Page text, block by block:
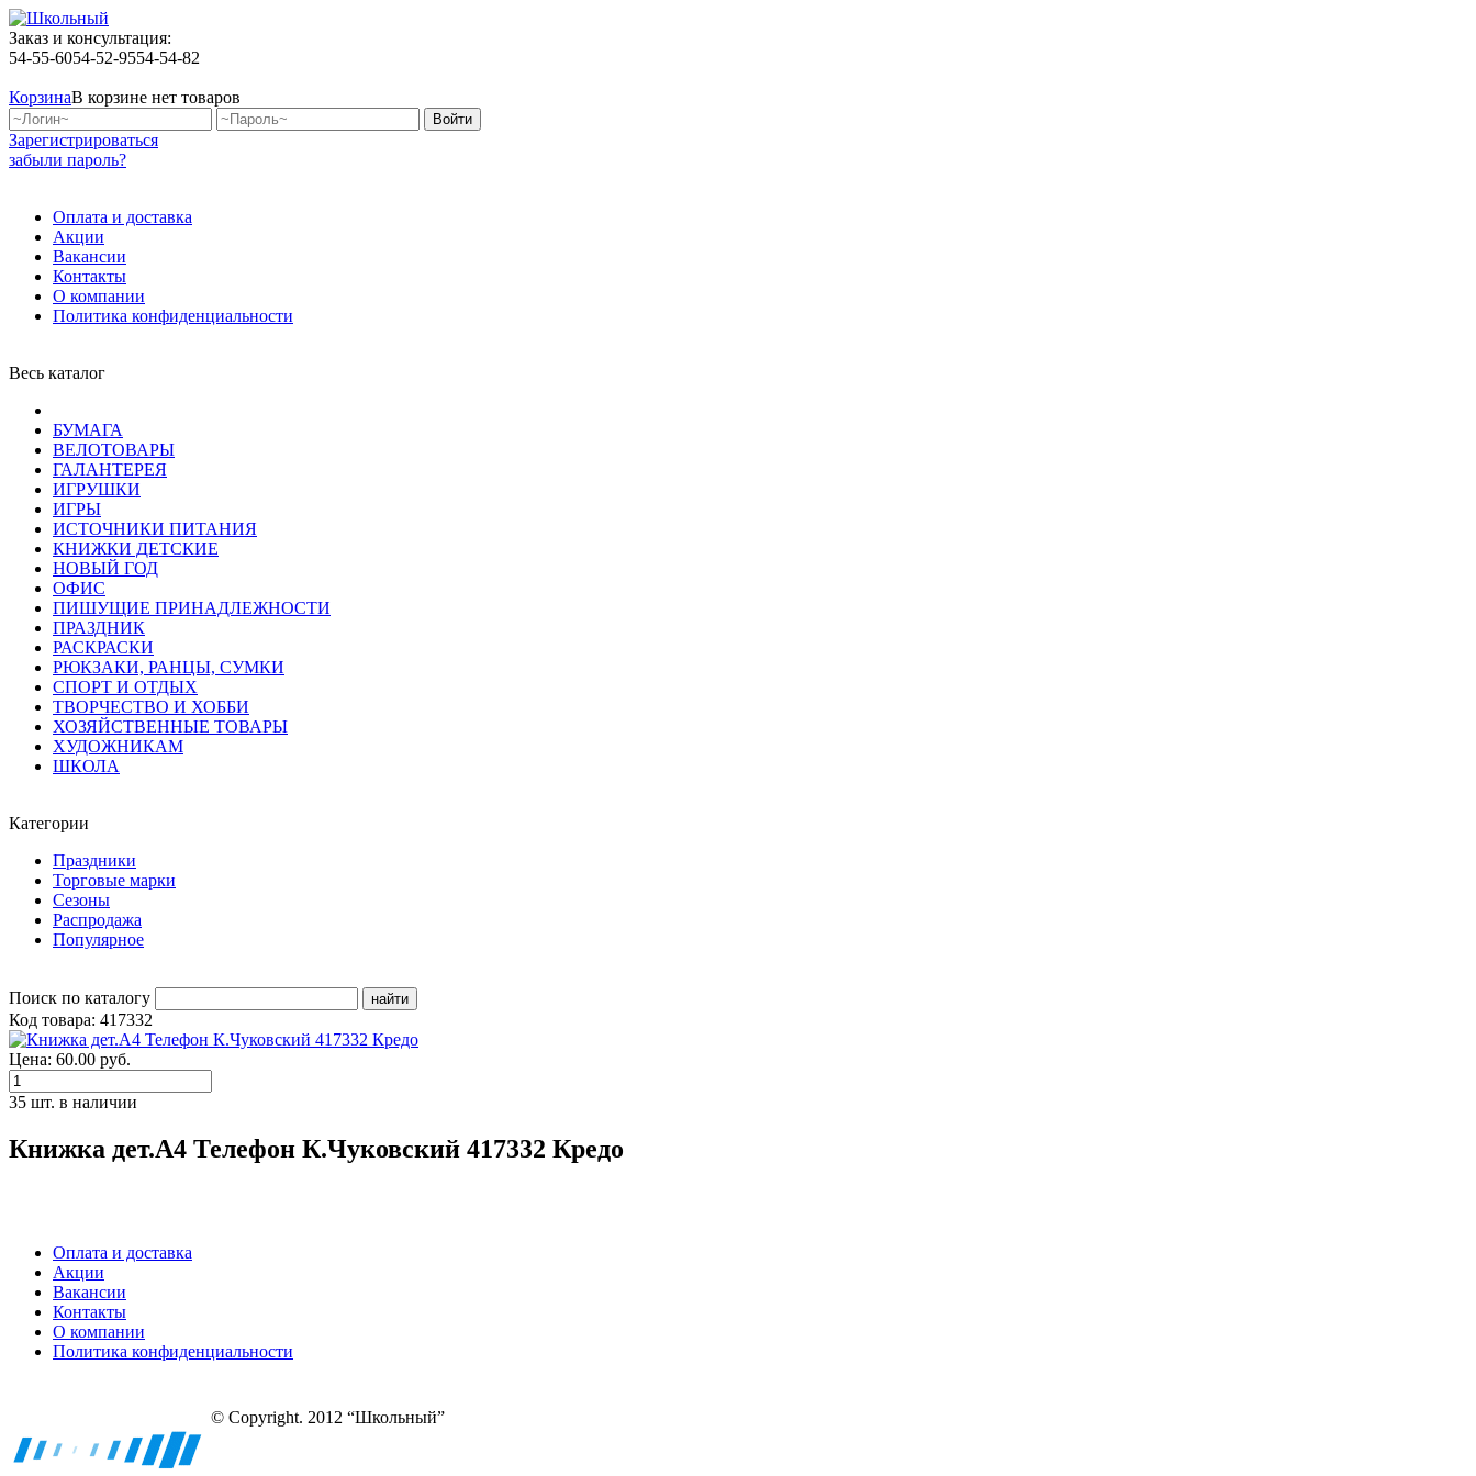
Заказ и консультация:
54-55-6054-52-9554-54-82
КорзинаВ корзине нет товаров
Зарегистрироваться
забыли пароль?
Оплата и доставка
Акции
Вакансии
Контакты
О компании
Политика конфиденциальности
Весь каталог
БУМАГА
ВЕЛОТОВАРЫ
ГАЛАНТЕРЕЯ
ИГРУШКИ
ИГРЫ
ИСТОЧНИКИ ПИТАНИЯ
КНИЖКИ ДЕТСКИЕ
НОВЫЙ ГОД
ОФИС
ПИШУЩИЕ ПРИНАДЛЕЖНОСТИ
ПРАЗДНИК
РАСКРАСКИ
РЮКЗАКИ, РАНЦЫ, СУМКИ
СПОРТ И ОТДЫХ
ТВОРЧЕСТВО И ХОББИ
ХОЗЯЙСТВЕННЫЕ ТОВАРЫ
ХУДОЖНИКАМ
ШКОЛА
Категории
Праздники
Торговые марки
Сезоны
Распродажа
Популярное
Поиск по каталогу
Код товара: 417332
Цена: 60.00 руб.
35 шт. в наличии
Книжка дет.А4 Телефон К.Чуковский 417332 Кредо
Оплата и доставка
Акции
Вакансии
Контакты
О компании
Политика конфиденциальности
© Copyright. 2012 “Школьный”